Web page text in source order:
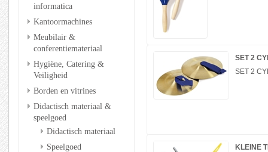
informatica
Kantoormachines
Meubilair &
conferentiemateriaal
Hygiëne, Catering &
Veiligheid
Borden en vitrines
Didactisch materiaal &
speelgoed
Didactisch materiaal
Speelgoed
SET 2
SET 2
KLEINE